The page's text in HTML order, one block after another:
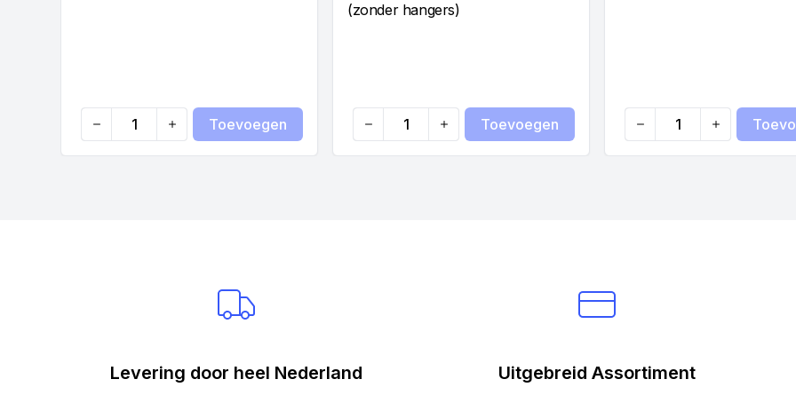
Quantity
Toevoegen
(zonder hangers)
Quantity
Toevoegen
Quantity
Levering door heel Nederland Uitgebreid Assortiment